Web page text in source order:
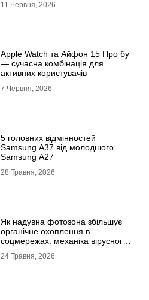
11 Червня, 2026
Apple Watch та Айфон 15 Про бу
— сучасна комбінація для
активних користувачів
7 Червня, 2026
5 головних відмінностей
Samsung A37 від молодшого
Samsung A27
28 Травня, 2026
Як надувна фотозона збільшує
органічне охоплення в
соцмережах: механіка вірусного
24 Травня, 2026